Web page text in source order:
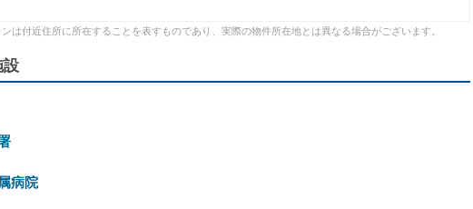
は付近住所に所在することを表すものであり、実際の物件所在地とは異なる場合がございます。
設
病院